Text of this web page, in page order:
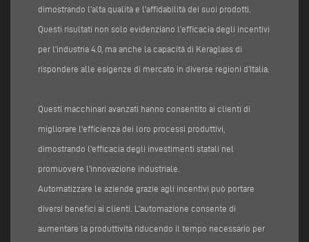
dimostrando l’alta qualità e l’affidabilità dei suoi prodotti.
Questi risultati non solo evidenziano l’efficacia degli incentivi
per l’industria 4.0, ma anche la capacità di Keraglass di
rispondere alle esigenze di mercato in diverse regioni d’Italia.
Questi macchinari avanzati hanno consentito ai clienti di
migliorare l'efficienza dei loro processi produttivi,
dimostrando l'efficacia degli investimenti statali nel
promuovere l'innovazione industriale.
Automatizzare le aziende grazie agli incentivi può portare
diversi benefici ai clienti. L’automazione consente di
aumentare la produttività riducendo il tempo necessario per